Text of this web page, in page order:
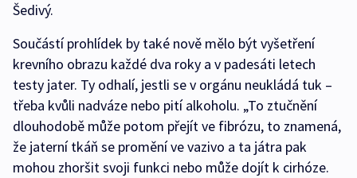
Šedivý.
Součástí prohlídek by také nově mělo být vyšetření
krevního obrazu každé dva roky a v padesáti letech
testy jater. Ty odhalí, jestli se v orgánu neukládá tuk –
třeba kvůli nadváze nebo pití alkoholu. „To ztučnění
dlouhodobě může potom přejít ve fibrózu, to znamená,
že jaterní tkáň se promění ve vazivo a ta játra pak
mohou zhoršit svoji funkci nebo může dojít k cirhóze.